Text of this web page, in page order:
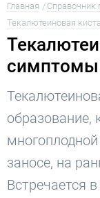
Главная Справочник
Текалютеиновая
симптомы
образование,
заносе, на
Встречается